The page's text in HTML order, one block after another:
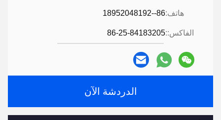
هاتف:86--18952048192
الفاكس::86-25-84183205
الدردشة الآن